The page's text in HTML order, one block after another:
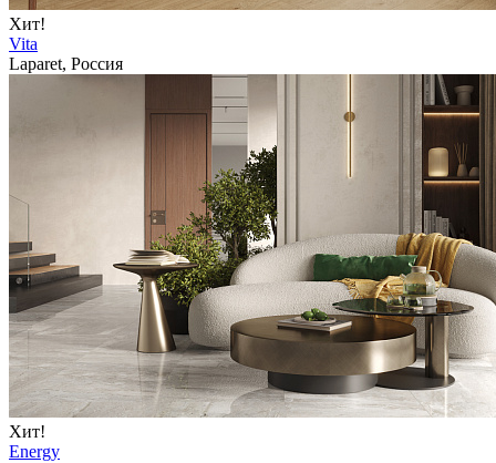
Хит!
Vita
Laparet, Россия
Хит!
Energy